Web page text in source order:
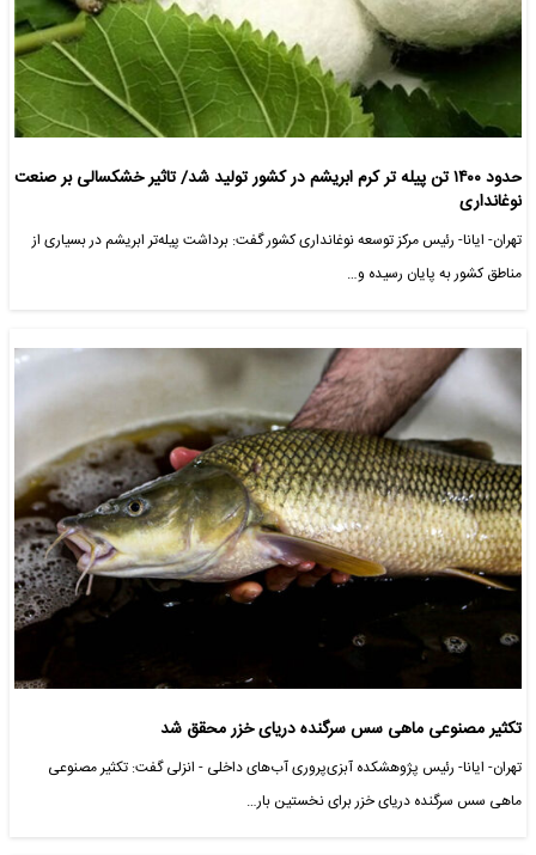
حدود ۱۴۰۰ تن پیله تر کرم ابریشم در کشور تولید شد/ تاثیر خشکسالی بر صنعت
نوغانداری
تهران- ایانا- رئیس مرکز توسعه نوغانداری کشور گفت: برداشت پیله‌تر ابریشم در بسیاری از
مناطق کشور به پایان رسیده و…
تکثیر مصنوعی ماهی سس سرگنده دریای خزر محقق شد
تهران- ایانا- رئیس پژوهشکده آبزی‌پروری آب‌های داخلی - انزلی گفت: تکثیر مصنوعی
ماهی سس سرگنده دریای خزر برای نخستین بار…